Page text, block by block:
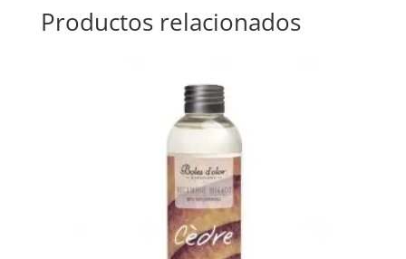
Productos relacionados